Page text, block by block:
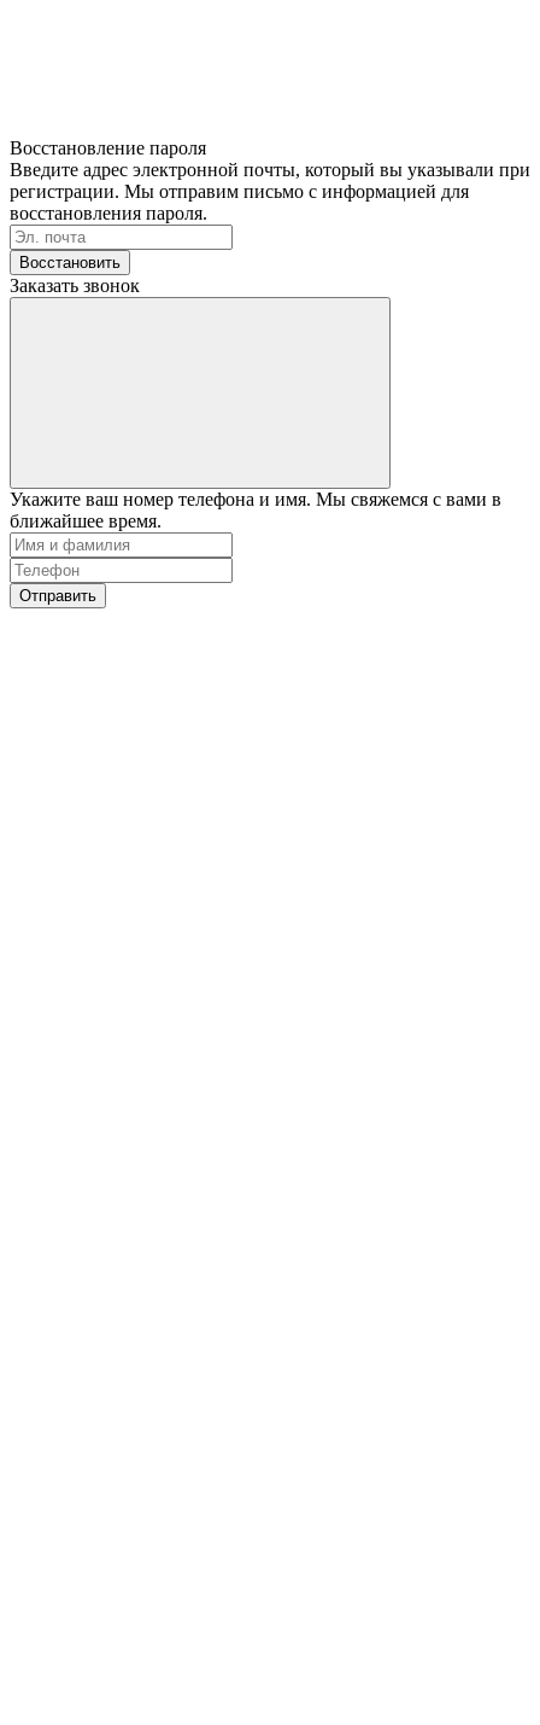
Восстановление пароля
Введите адрес электронной почты, который вы указывали при
регистрации. Мы отправим письмо с информацией для
восстановления пароля.
Восстановить
Заказать звонок
Укажите ваш номер телефона и имя. Мы свяжемся с вами в
ближайшее время.
Отправить